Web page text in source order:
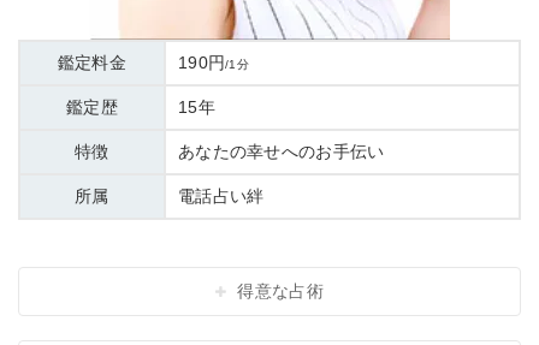
鑑定料金 190円/1分
鑑定歴 15年
特徴 あなたの幸せへのお手伝い
所属 電話占い絆
得意な占術